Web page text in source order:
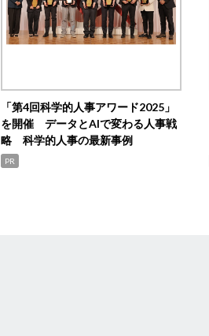
「第4回科学的人事アワード2025」
を開催 データとAIで変わる人事戦
略 科学的人事の最新事例
PR